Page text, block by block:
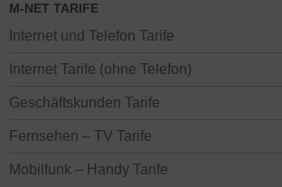
M-NET TARIFE
Internet und Telefon Tarife
Internet Tarife (ohne Telefon)
Geschäftskunden Tarife
Fernsehen – TV Tarife
Mobilfunk – Handy Tarife